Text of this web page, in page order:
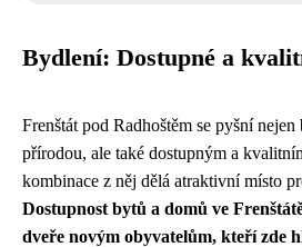
Bydlení: Dostupné a
Frenštát pod Radhoštěm se pyšní
přírodou, ale také dostupným a
kombinace z něj dělá atraktivní místo
Dostupnost bytů a domů ve
dveře novým obyvatelům, kteří zde